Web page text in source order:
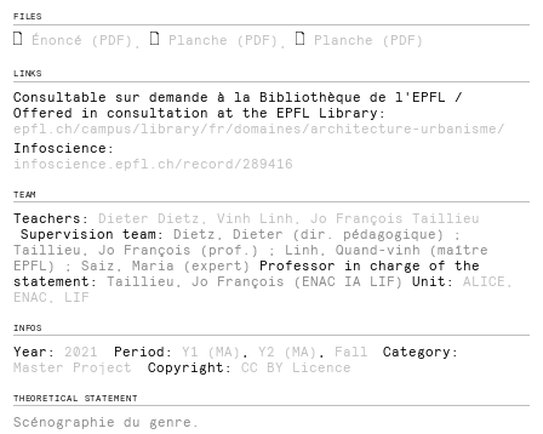
FILES
Énoncé (PDF) Planche (PDF) , Planche (PDF)
LINKS
Consultable sur demande à la Bibliothèque de l'EPFL /
Offered in consultation at the EPFL Library:
epfl.ch/campus/library/fr/domaines/architecture-urbanisme/
Infoscience:
infoscience.epfl.ch/record/289416
TEAM
Teachers: Dieter Dietz Vinh Linh
Jo François Taillieu
Supervision team:
Dietz, Dieter (dir. pédagogique) ;
Taillieu, Jo François (prof.) ; Linh, Quand-vinh (maître
EPFL) ; Saiz, Maria (expert)
Professor in charge of the
statement: Taillieu, Jo François (ENAC IA LIF) Unit: ALICE
ENAC
LIF
INFOS
Year: 2021 Period: Y1 (MA) Y2 (MA) Fall
Category:
Master Project
Copyright: CC BY Licence
THEORETICAL STATEMENT
Scénographie du genre.